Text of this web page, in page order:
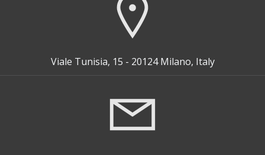
Viale Tunisia, 15 - 20124 Milano, Italy